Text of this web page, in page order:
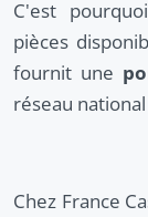
C'est
pièces
fournit une
réseau
Chez France